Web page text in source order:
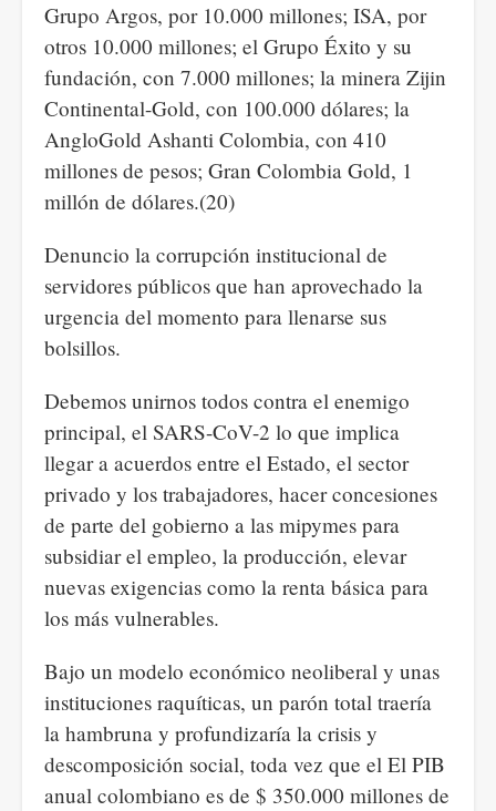
Grupo Argos, por 10.000 millones; ISA, por
otros 10.000 millones; el Grupo Éxito y su
fundación, con 7.000 millones; la minera Zijin
Continental-Gold, con 100.000 dólares; la
AngloGold Ashanti Colombia, con 410
millones de pesos; Gran Colombia Gold, 1
millón de dólares.(20)
Denuncio la corrupción institucional de
servidores públicos que han aprovechado la
urgencia del momento para llenarse sus
bolsillos.
Debemos unirnos todos contra el enemigo
principal, el SARS-CoV-2 lo que implica
llegar a acuerdos entre el Estado, el sector
privado y los trabajadores, hacer concesiones
de parte del gobierno a las mipymes para
subsidiar el empleo, la producción, elevar
nuevas exigencias como la renta básica para
los más vulnerables.
Bajo un modelo económico neoliberal y unas
instituciones raquíticas, un parón total traería
la hambruna y profundizaría la crisis y
descomposición social, toda vez que el El PIB
anual colombiano es de $ 350.000 millones de